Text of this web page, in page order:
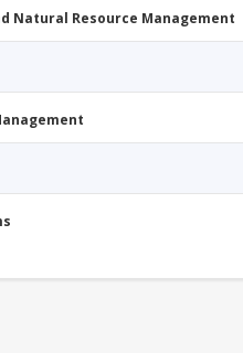
Natural Resource Management